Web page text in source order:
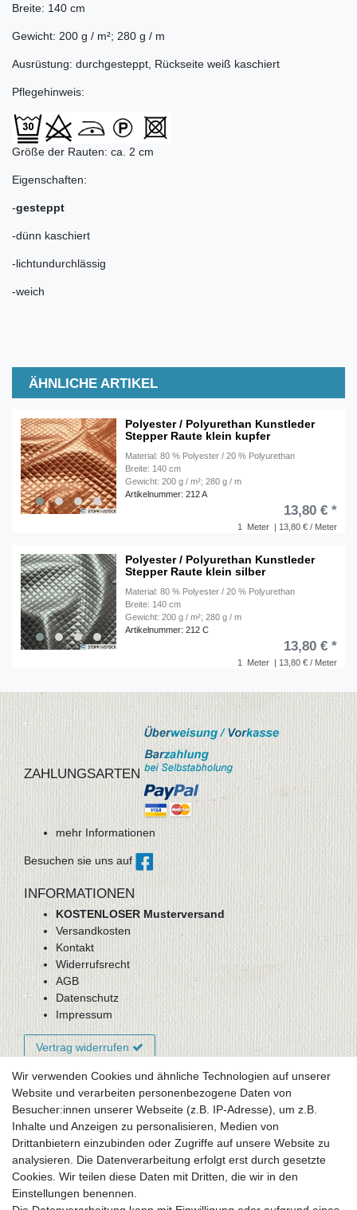
Breite: 140 cm
Gewicht: 200 g / m²; 280 g / m
Ausrüstung: durchgesteppt, Rückseite weiß kaschiert
Pflegehinweis:
Größe der Rauten: ca. 2 cm
Eigenschaften:
-gesteppt
-dünn kaschiert
-lichtundurchlässig
-weich
ÄHNLICHE ARTIKEL
Polyester / Polyurethan Kunstleder
Stepper Raute klein kupfer
Material: 80 % Polyester / 20 % Polyurethan
Breite: 140 cm
Gewicht: 200 g / m²; 280 g / m
Artikelnummer: 212 A
1 Meter | 13,80 € / Meter
13,80 € *
Polyester / Polyurethan Kunstleder
Stepper Raute klein silber
Material: 80 % Polyester / 20 % Polyurethan
Breite: 140 cm
Gewicht: 200 g / m²; 280 g / m
Artikelnummer: 212 C
1 Meter | 13,80 € / Meter
13,80 € *
ZAHLUNGSARTEN
mehr Informationen
Besuchen sie uns auf
INFORMATIONEN
KOSTENLOSER Musterversand
Versandkosten
Kontakt
Widerrufsrecht
AGB
Datenschutz
Impressum
Vertrag widerrufen
Newsletter-Anmeldung
FAQ / Fragen
Mein Warenkorb
Mein Merkzettel
Mein Konto
UNSER LADENGESCHÄFT
Wir verwenden Cookies und ähnliche Technologien auf unserer
Website und verarbeiten personenbezogene Daten von
Besucher:innen unserer Webseite (z.B. IP-Adresse), um z.B.
Inhalte und Anzeigen zu personalisieren, Medien von
Drittanbietern einzubinden oder Zugriffe auf unsere Website zu
analysieren. Die Datenverarbeitung erfolgt erst durch gesetzte
Cookies. Wir teilen diese Daten mit Dritten, die wir in den
Einstellungen benennen.